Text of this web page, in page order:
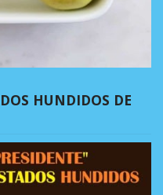
HUNDIDOS DE